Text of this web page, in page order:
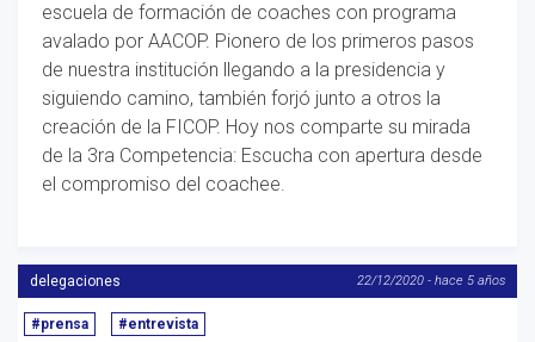
escuela de formación de coaches con programa
avalado por AACOP. Pionero de los primeros pasos
de nuestra institución llegando a la presidencia y
siguiendo camino, también forjó junto a otros la
creación de la FICOP. Hoy nos comparte su mirada
de la 3ra Competencia: Escucha con apertura desde
el compromiso del coachee.
delegaciones 22/12/2020 - hace 5 años
#prensa #entrevista